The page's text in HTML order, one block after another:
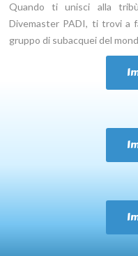
Quando ti unisci alla
Divemaster PADI, ti trovi a
gruppo di subacquei del